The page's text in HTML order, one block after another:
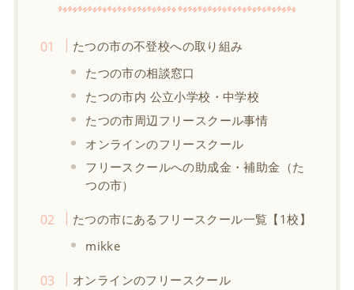
たつの市の不登校への取り組み
たつの市の相談窓口
たつの市内 公立小学校・中学校
たつの市周辺フリースクール事情
オンラインのフリースクール
フリースクールへの助成金・補助金（た
つの市）
たつの市にあるフリースクール一覧【1校】
mikke
オンラインのフリースクール